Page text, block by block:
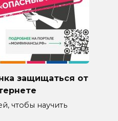
защищаться от
чтобы научить